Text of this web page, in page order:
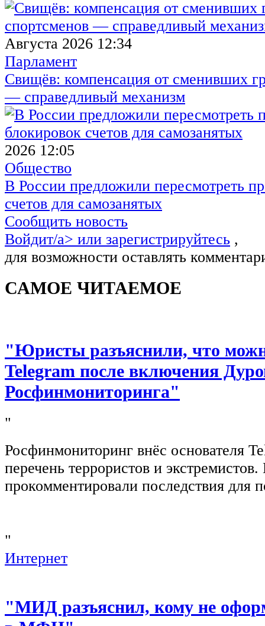
Августа 2026 12:34
Парламент
Свищёв: компенсация от сменивших
— справедливый механизм
2026 12:05
Общество
В России предложили пересмотреть
счетов для самозанятых
Сообщить новость
Войдит/a> или зарегистрируйтесь ,
для возможности оставлять
САМОЕ ЧИТАЕМОЕ
"Юристы разъяснили, что
Telegram после включения
Росфинмониторинга"
"
Росфинмониторинг внёс основателя
перечень террористов и
прокомментировали последствия для
"
Интернет
"МИД разъяснил, кому не